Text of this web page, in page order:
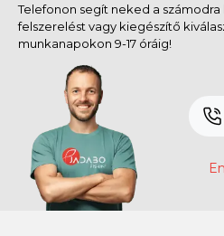
Telefonon segít neked a
felszerelést vagy kiegészítő
munkanapokon 9-17 óráig!